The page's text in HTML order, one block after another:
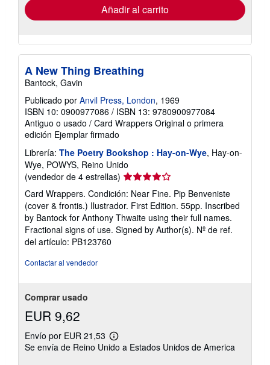
envío
Añadir al carrito
A New Thing Breathing
Bantock, Gavin
Publicado por Anvil Press, London, 1969
ISBN 10: 0900977086 / ISBN 13: 9780900977084
Antiguo o usado / Card Wrappers Original o primera
edición Ejemplar firmado
Librería: The Poetry Bookshop : Hay-on-Wye, Hay-on-
Wye, POWYS, Reino Unido
(vendedor de 4 estrellas) Calificación
del
vendedor:
4
de
5
Card Wrappers. Condición: Near Fine. Pip Benveniste
(cover & frontis.) Ilustrador. First Edition. 55pp. Inscribed
by Bantock for Anthony Thwaite using their full names.
Fractional signs of use. Signed by Author(s). Nº de ref.
del artículo: PB123760
Contactar al vendedor
Comprar usado
EUR 9,62
Envío por EUR 21,53
Más
información
Se envía de Reino Unido a Estados Unidos de America